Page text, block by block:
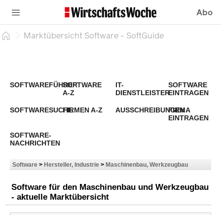
Abo
Marktübersicht Software - SoftGuide
SOFTWAREFÜHRERSOFTWARE
A-Z
IT-
DIENSTLEISTER
SOFTWARE
EINTRAGEN
SOFTWARESUCHEFIRMEN A-Z AUSSCHREIBUNGEN
FIRMA
EINTRAGEN
SOFTWARE-
NACHRICHTEN
Software > Hersteller, Industrie > Maschinenbau, Werkzeugbau
Software für den Maschinenbau und Werkzeugbau
- aktuelle Marktübersicht